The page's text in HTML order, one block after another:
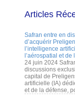
Articles
Safran entre en
d’acquérir
l’intelligence
l’aérospatial et de
24 juin 2024
discussions
capital de
artificielle (IA)
et de la défense,